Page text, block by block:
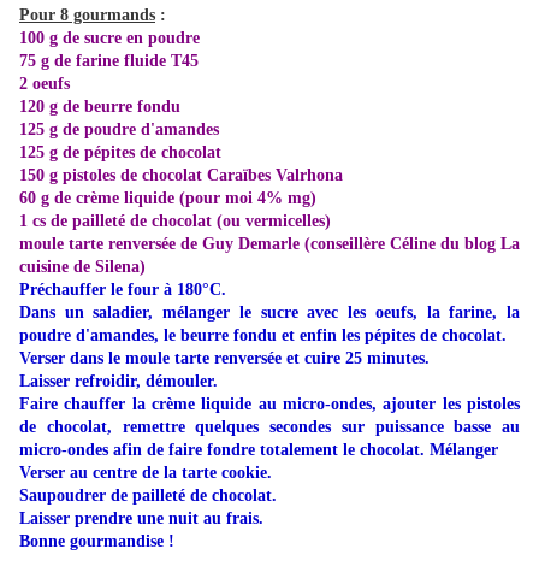
Pour 8 gourmands :
100 g de sucre en poudre
75 g de farine fluide T45
2 oeufs
120 g de beurre fondu
125 g de poudre d'amandes
125 g de pépites de chocolat
150 g pistoles de chocolat Caraïbes Valrhona
60 g de crème liquide (pour moi 4% mg)
1 cs de pailleté de chocolat (ou vermicelles)
moule tarte renversée de Guy Demarle (conseillère Céline du blog La
cuisine de Silena)
Préchauffer le four à 180°C.
Dans un saladier, mélanger le sucre avec les oeufs, la farine, la
poudre d'amandes, le beurre fondu et enfin les pépites de chocolat.
Verser dans le moule tarte renversée et cuire 25 minutes.
Laisser refroidir, démouler.
Faire chauffer la crème liquide au micro-ondes, ajouter les pistoles
de chocolat, remettre quelques secondes sur puissance basse au
micro-ondes afin de faire fondre totalement le chocolat. Mélanger
Verser au centre de la tarte cookie.
Saupoudrer de pailleté de chocolat.
Laisser prendre une nuit au frais.
Bonne gourmandise !